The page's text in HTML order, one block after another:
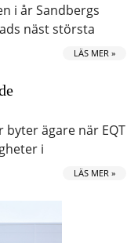
i år Sandbergs
näst största
LÄS MER »
ägare när EQT
i
LÄS MER »